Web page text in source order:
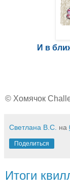
И в
© Хомячок
Светлана В.С. на
Поделиться
Итоги